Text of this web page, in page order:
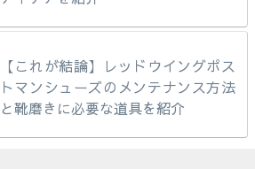
【これが結論】レッドウイングポス
トマンシューズのメンテナンス方法
と靴磨きに必要な道具を紹介